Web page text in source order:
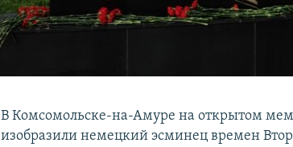
В Комсомольске-на-Амуре на открытом
изобразили немецкий эсминец времен